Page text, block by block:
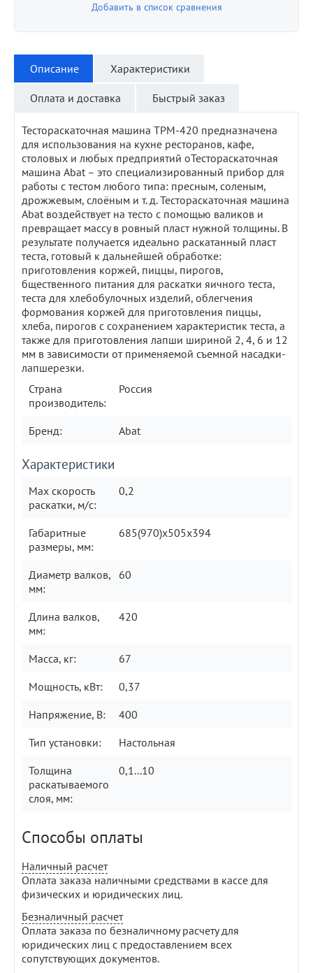
Добавить в список сравнения
Описание Характеристики
Оплата и доставка Быстрый заказ
Тестораскаточная машина ТРМ-420 предназначена
для использования на кухне ресторанов, кафе,
столовых и любых предприятий оТестораскаточная
машина Abat – это специализированный прибор для
работы с тестом любого типа: пресным, соленым,
дрожжевым, слоёным и т. д. Тестораскаточная машина
Abat воздействует на тесто с помощью валиков и
превращает массу в ровный пласт нужной толщины. В
результате получается идеально раскатанный пласт
теста, готовый к дальнейшей обработке:
приготовления коржей, пиццы, пирогов,
бщественного питания для раскатки яичного теста,
теста для хлебобулочных изделий, облегчения
формования коржей для приготовления пиццы,
хлеба, пирогов с сохранением характеристик теста, а
также для приготовления лапши шириной 2, 4, 6 и 12
мм в зависимости от применяемой съемной насадки-
лапшерезки.
Страна
производитель:
Россия
Бренд: Abat
Характеристики
Max скорость
раскатки, м/с:
0,2
Габаритные
размеры, мм:
685(970)х505х394
Диаметр валков,
мм:
60
Длина валков,
мм:
420
Масса, кг:
67
Мощность, кВт:
0,37
Напряжение, В:
400
Тип установки:
Настольная
Толщина
раскатываемого
слоя, мм:
0,1...10
Способы оплаты
Наличный расчет
Оплата заказа наличными средствами в кассе для
физических и юридических лиц.
Безналичный расчет
Оплата заказа по безналичному расчету для
юридических лиц с предоставлением всех
сопутствующих документов.